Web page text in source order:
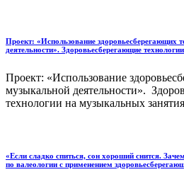
Проект: «Использование здоровьесберегающих
деятельности». Здоровьесберегающие
Проект: «Использование
музыкальной деятельности».
технологии на музыкальных
«Если сладко спиться, сон хороший снится.
по валеологии с применением